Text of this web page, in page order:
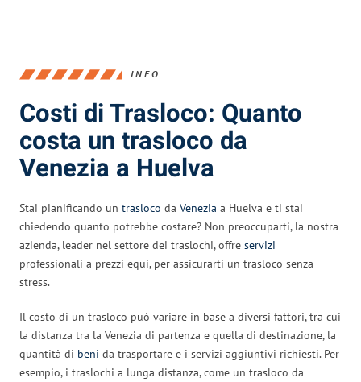
INFO
Costi di Trasloco: Quanto
costa un trasloco da
Venezia a Huelva
Stai pianificando un trasloco da Venezia a Huelva e ti stai
chiedendo quanto potrebbe costare? Non preoccuparti, la nostra
azienda, leader nel settore dei traslochi, offre servizi
professionali a prezzi equi, per assicurarti un trasloco senza
stress.
Il costo di un trasloco può variare in base a diversi fattori, tra cui
la distanza tra la Venezia di partenza e quella di destinazione, la
quantità di beni da trasportare e i servizi aggiuntivi richiesti. Per
esempio, i traslochi a lunga distanza, come un trasloco da